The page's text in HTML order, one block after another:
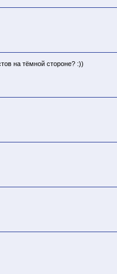
на тёмной стороне? :))